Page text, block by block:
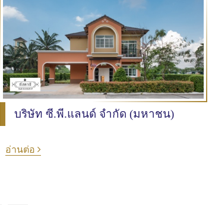
บริษัท ซี.พี.แลนด์ จำกัด (มหาชน)
อ่านต่อ